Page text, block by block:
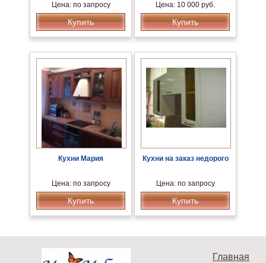
Цена: по запросу
Купить
Цена: 10 000 руб.
Купить
Кухни Мария
Цена: по запросу
Купить
Кухни на заказ недорого
Цена: по запросу
Купить
Главная